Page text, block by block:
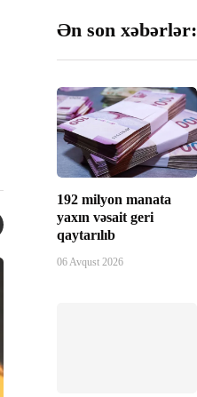
Ən son xəbərlər:
192 milyon manata
yaxın vəsait geri
qaytarılıb
06 Avqust 2026